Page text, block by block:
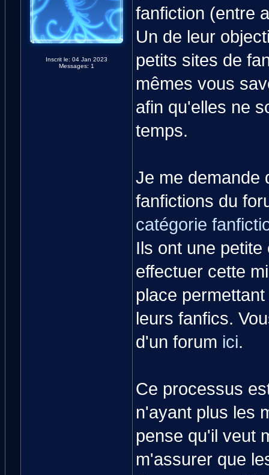
Inscrit le: 04 Jan 2023
Messages: 1
fanfiction (entre
Un de leur
petits sites de
mêmes vous
afin qu'elles ne
temps.
Je me demande
fanfictions du
catégorie
Ils ont une
effectuer cette
place
leurs fanfics.
d'un forum ici.
Ce processus
n'ayant plus les
pense qu'il veut
m'assurer que